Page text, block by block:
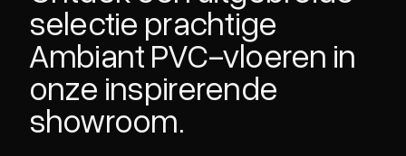
selectie prachtige
Ambiant PVC-vloeren in
onze inspirerende
showroom.